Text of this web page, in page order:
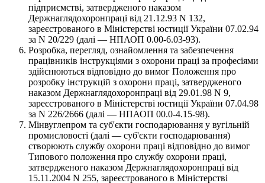
підприємстві, затвердженого наказом
Держнаглядохоронпраці від 21.12.93 N 132,
зареєстрованого в Міністерстві юстиції України 07.02.94
за N 20/229 (далі — НПАОП 0.00-6.03-93).
Розробка, перегляд, ознайомлення та забезпечення
працівників інструкціями з охорони праці за професіями
здійснюються відповідно до вимог Положення про
розробку інструкцій з охорони праці, затвердженого
наказом Держнаглядохоронпраці від 29.01.98 N 9,
зареєстрованого в Міністерстві юстиції України 07.04.98
за N 226/2666 (далі — НПАОП 00.0-4.15-98).
Мінвуглепром та суб'єкти господарювання у вугільній
промисловості (далі — суб'єкти господарювання)
створюють службу охорони праці відповідно до вимог
Типового положення про службу охорони праці,
затвердженого наказом Держнаглядохоронпраці від
15.11.2004 N 255, зареєстрованого в Міністерстві